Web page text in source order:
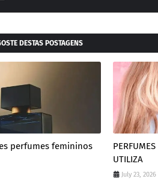
DESTAS POSTAGENS
perfumes femininos
UTILIZA
July 23, 2026